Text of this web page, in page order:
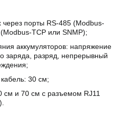
через порты RS-485 (Modbus-
TCP или SNMP);
аккумуляторов: напряжение
заряда, разряд, непрерывный
30 см;
см и 70 см с разъемом RJ11